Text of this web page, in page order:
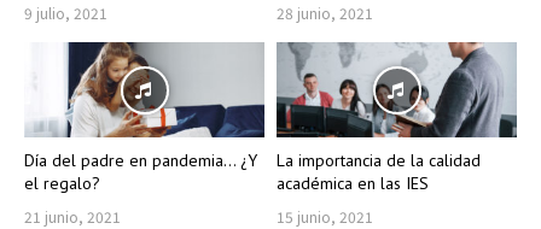
9 julio, 2021 28 junio, 2021
Día del padre en pandemia… ¿Y
el regalo?
21 junio, 2021
La importancia de la calidad
académica en las IES
15 junio, 2021